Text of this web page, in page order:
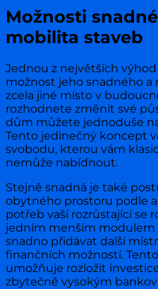
Možnosti
mobilita staveb
Jednou z největších
možnost jeho snadného
zcela jiné místo v
rozhodnete změnit své
dům můžete jednoduše
Tento jedinečný koncept
svobodu, kterou vám
nemůže nabídnout.
Stejně snadná je také
obytného prostoru podle
potřeb vaší rozrůstající se
jedním menším modulem
snadno přidávat další
finančních možností.
umožňuje rozložit
zbytečně vysokým